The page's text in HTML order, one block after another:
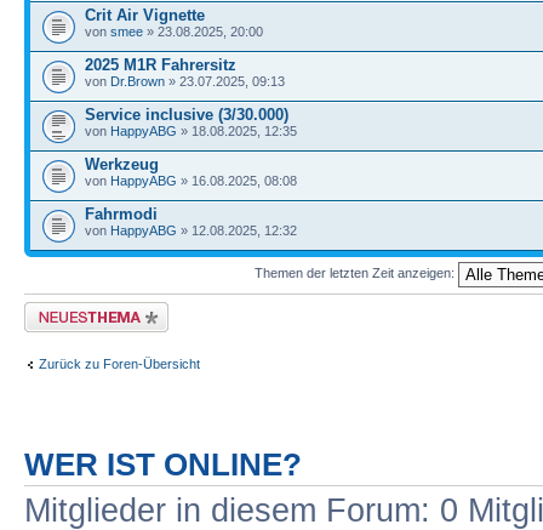
Crit Air Vignette
von smee » 23.08.2025, 20:00
2025 M1R Fahrersitz
von Dr.Brown » 23.07.2025, 09:13
Service inclusive (3/30.000)
von HappyABG » 18.08.2025, 12:35
Werkzeug
von HappyABG » 16.08.2025, 08:08
Fahrmodi
von HappyABG » 12.08.2025, 12:32
Themen der letzten Zeit anzeigen:
Neues Thema erstellen
Zurück zu Foren-Übersicht
WER IST ONLINE?
Mitglieder in diesem Forum: 0